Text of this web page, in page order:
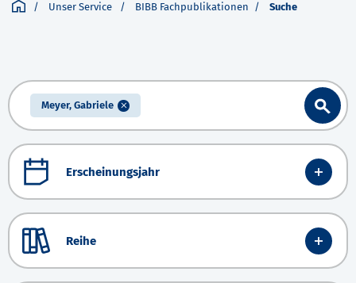
Unser Service BIBB Fachpublikationen Suche
Meyer, Gabriele
Erscheinungsjahr
Reihe